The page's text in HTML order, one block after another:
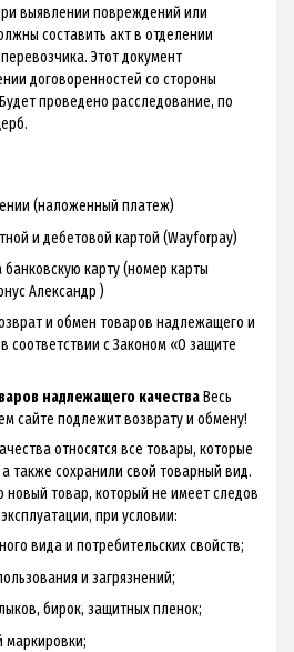
выявлении повреждений или
составить акт в отделении
Этот документ
договоренностей со стороны
проведено расследование, по
(наложенный платеж)
и дебетовой картой (Wayforpay)
карту (номер карты
Александр )
и обмен товаров надлежащего и
соответствии с Законом «О защите
надлежащего качестваВесь
сайте подлежит возврату и обмену!
относятся все товары, которые
также сохранили свой товарный вид.
новый товар, который не имеет следов
при условии:
вида и потребительских свойств;
и загрязнений;
бирок, защитных пленок;
маркировки;